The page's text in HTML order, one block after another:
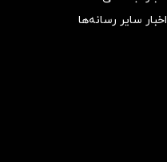
اخبار سایر رسانه‌‌ها